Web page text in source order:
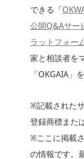
できる「
公開Q&Aサー
ラットフォー
家と相談者を
「OKGAIA」
※記載された
登録商標また
※ここに掲載
の情報です。